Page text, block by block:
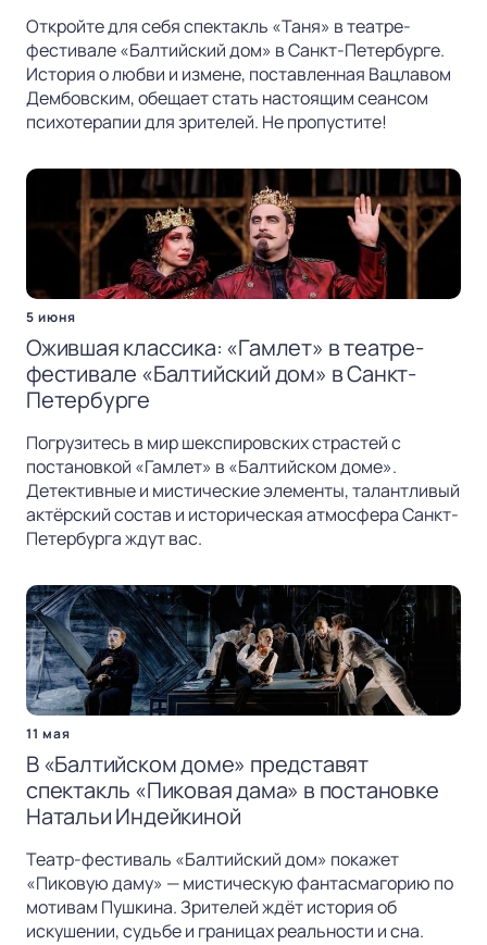
Откройте для себя спектакль «Таня» в театре-
фестивале «Балтийский дом» в Санкт-Петербурге.
История о любви и измене, поставленная Вацлавом
Дембовским, обещает стать настоящим сеансом
психотерапии для зрителей. Не пропустите!
5 июня
Ожившая классика: «Гамлет» в театре-
фестивале «Балтийский дом» в Санкт-
Петербурге
Погрузитесь в мир шекспировских страстей с
постановкой «Гамлет» в «Балтийском доме».
Детективные и мистические элементы, талантливый
актёрский состав и историческая атмосфера Санкт-
Петербурга ждут вас.
11 мая
В «Балтийском доме» представят
спектакль «Пиковая дама» в постановке
Натальи Индейкиной
Театр-фестиваль «Балтийский дом» покажет
«Пиковую даму» — мистическую фантасмагорию по
мотивам Пушкина. Зрителей ждёт история об
искушении, судьбе и границах реальности и сна.